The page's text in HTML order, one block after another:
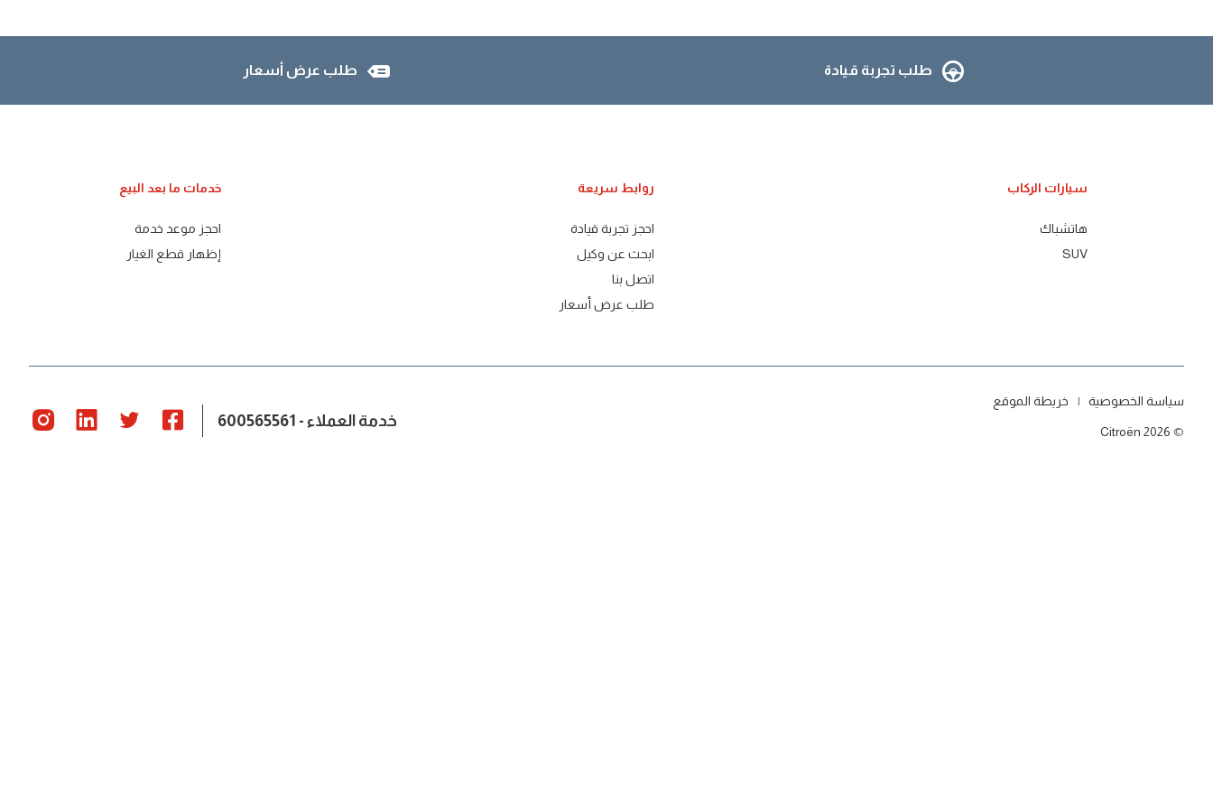
طلب تجربة قيادة طلب عرض أسعار
سيارات الركاب
هاتشباك
SUV
روابط سريعة
احجز تجربة قيادة
ابحث عن وكيل
اتصل بنا
طلب عرض أسعار
خدمات ما بعد البيع
احجز موعد خدمة
إظهار قطع الغيار
خدمة العملاء - 600565561
Citroën 2026
سياسة الخصوصية خريطة الموقع